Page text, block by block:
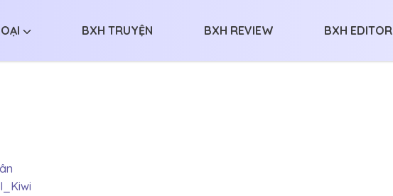
BXH TRUYỆN BXH REVIEW BXH EDITOR